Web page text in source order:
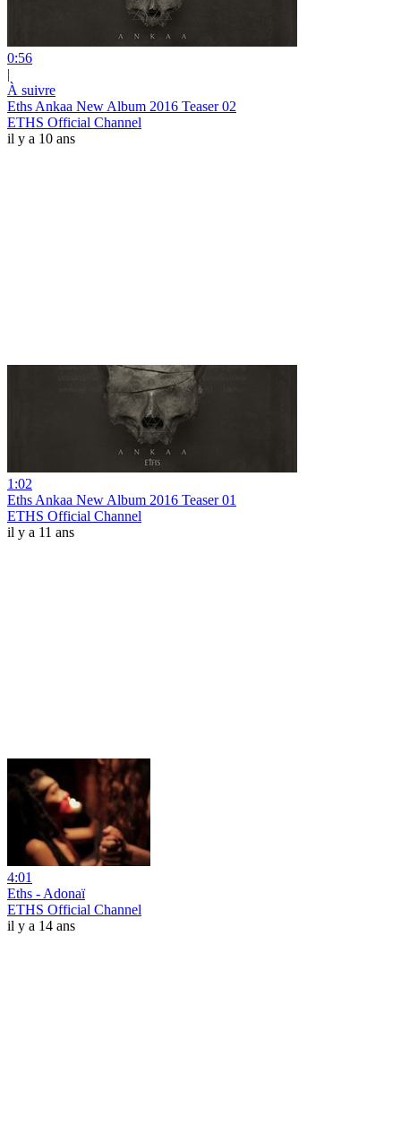
0:56
|
À suivre
Eths Ankaa New Album 2016 Teaser 02
ETHS Official Channel
il y a 10 ans
1:02
Eths Ankaa New Album 2016 Teaser 01
ETHS Official Channel
il y a 11 ans
4:01
Eths - Adonaï
ETHS Official Channel
il y a 14 ans